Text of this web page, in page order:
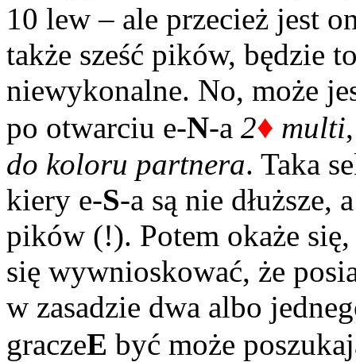
10 lew – ale przecież jest
także sześć pików, będzie
niewykonalne. No, może
po otwarciu e-N-a 2♦ multi
do koloru partnera. Taka
kiery e-S-a są nie dłuższe,
pików (!). Potem okaże
się wywnioskować, że
w zasadzie dwa albo
graczeE być może